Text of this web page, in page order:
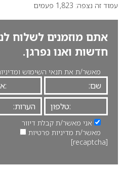
עמוד זה נצפה: 1,823 פעמים
אתם מוזמנים לשלוח
חדשות ואנו נפרגן.
מאשר/ת את תנאי השימוש
אני מאשר/ת קבלת דיוור
מאשר/ת מדיניות פרטיות
[recaptcha]